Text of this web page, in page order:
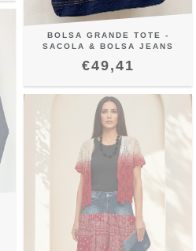
BOLSA GRANDE TOTE -
SACOLA & BOLSA JEANS
€49,41